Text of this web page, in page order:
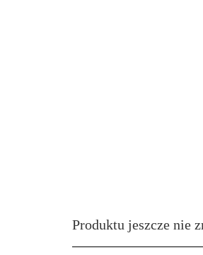
Produktu jeszcze nie